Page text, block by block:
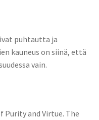
puhtautta ja
kauneus on siinä, että
vain.
Purity and Virtue. The